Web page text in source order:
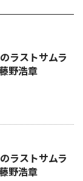
ラストサムラ
野浩章
ラストサムラ
野浩章